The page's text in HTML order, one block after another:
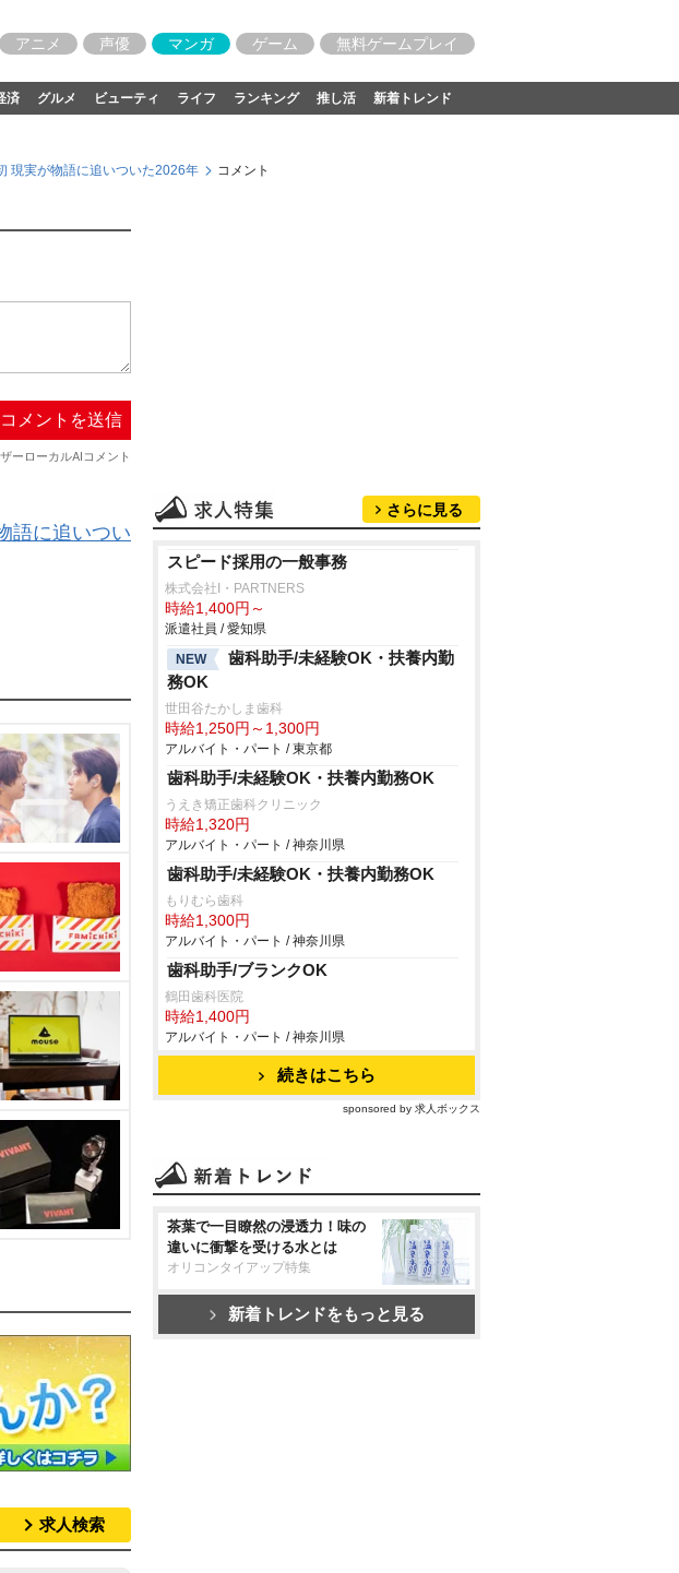
アニメ 声優 マンガ ゲーム 無料ゲームプレイ
済 グルメ ビューティ ライフ ランキング 推し活 新着トレンド
現実が物語に追いついた2026年 コメント
語に追いつい
求人検索
さらに見る
スピード採用の一般事務
株式会社I・PARTNERS
時給1,400円～
派遣社員 / 愛知県
NEW
歯科助手/未経験OK・扶養内勤
務OK
世田谷たかしま歯科
時給1,250円～1,300円
アルバイト・パート / 東京都
歯科助手/未経験OK・扶養内勤務OK
うえき矯正歯科クリニック
時給1,320円
アルバイト・パート / 神奈川県
歯科助手/未経験OK・扶養内勤務OK
もりむら歯科
時給1,300円
アルバイト・パート / 神奈川県
歯科助手/ブランクOK
鶴田歯科医院
時給1,400円
アルバイト・パート / 神奈川県
続きはこちら
sponsored by 求人ボックス
茶葉で一目瞭然の浸透力！味の
違いに衝撃を受ける水とは
オリコンタイアップ特集
新着トレンドをもっと見る